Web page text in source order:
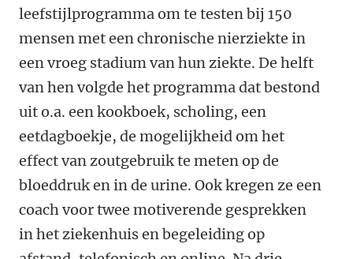
leefstijlprogramma om te testen bij 150
mensen met een chronische nierziekte in
een vroeg stadium van hun ziekte. De helft
van hen volgde het programma dat bestond
uit o.a. een kookboek, scholing, een
eetdagboekje, de mogelijkheid om het
effect van zoutgebruik te meten op de
bloeddruk en in de urine. Ook kregen ze een
coach voor twee motiverende gesprekken
in het ziekenhuis en begeleiding op